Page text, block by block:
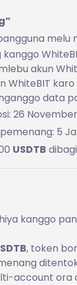
melu
akun
WhiteBIT
data
26
5
USDTB
kanggo
, token
account ora